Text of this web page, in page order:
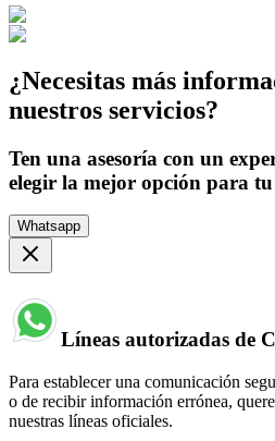
¿Necesitas más
nuestros servicios?
Ten una asesoría con un
elegir la mejor opción para tu
Whatsapp
Líneas autorizadas de
Para establecer una comunicación
o de recibir información errónea,
nuestras líneas oficiales.